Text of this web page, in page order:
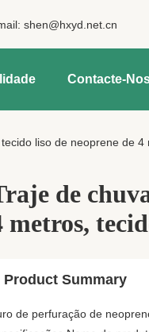
shen@hxyd.net.cn
Contacte-
liso de neoprene de 4
de
metros,
Product Summary
de perfuração de